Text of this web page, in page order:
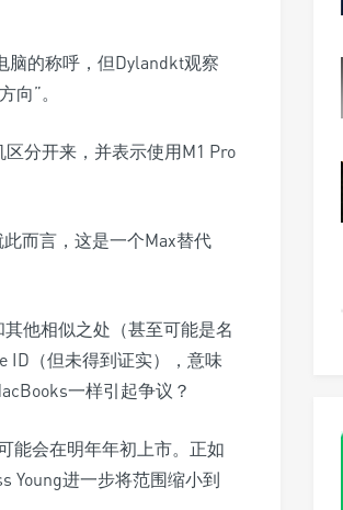
脑的称呼，但Dylandkt观察
向”。
分开来，并表示使用M1 Pro
而言，这是一个Max替代
他相似之处（甚至可能是名
ID（但未得到证实），意味
一样引起争议？
能会在明年年初上市。正如
Young进一步将范围缩小到